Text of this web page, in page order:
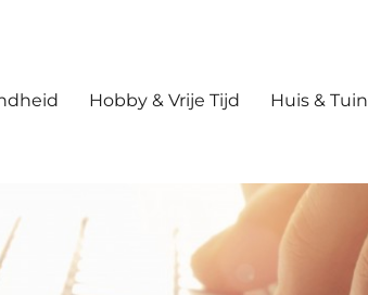
Hobby & Vrije Tijd Huis & Tuin